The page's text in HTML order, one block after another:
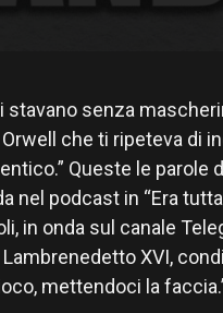
stavano senza
Orwell che ti ripeteva di
Queste le parole
nel podcast in “Era
in onda sul canale
XVI,
mettendoci la